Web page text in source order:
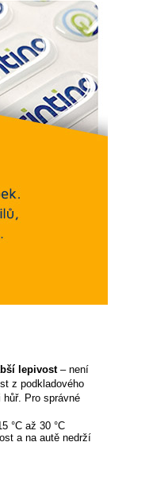
lepivost– není
z podkladového
Pro správné
°C až 30 °C
a na autě nedrží